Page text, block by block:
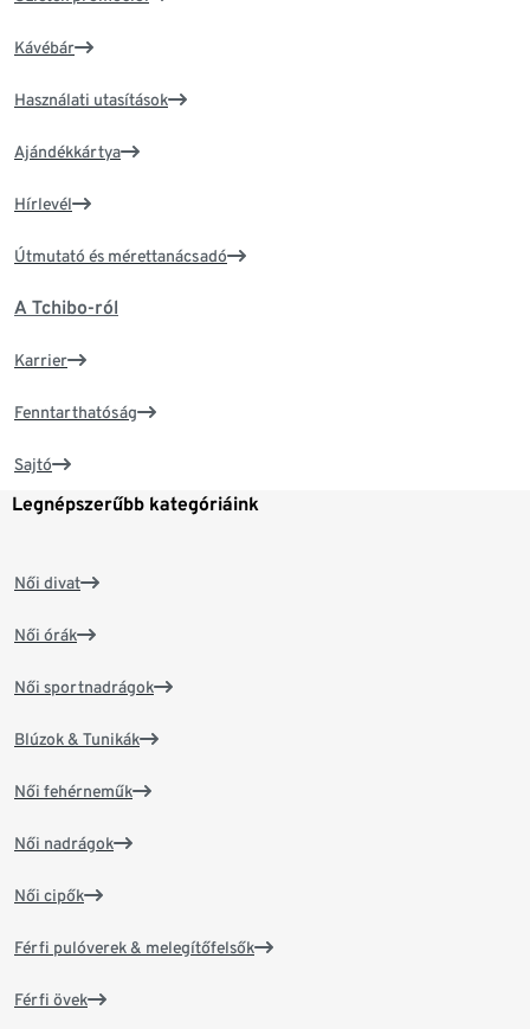
Kávébár
Használati utasítások
Ajándékkártya
Hírlevél
Útmutató és mérettanácsadó
A Tchibo-ról
Karrier
Fenntarthatóság
Sajtó
Legnépszerűbb kategóriáink
Női divat
Női órák
Női sportnadrágok
Blúzok & Tunikák
Női fehérneműk
Női nadrágok
Női cipők
Férfi pulóverek & melegítőfelsők
Férfi övek